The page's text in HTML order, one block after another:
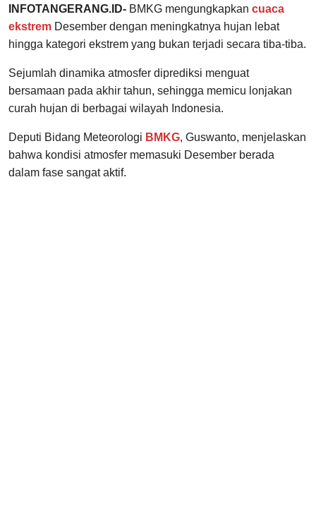
INFOTANGERANG.ID- BMKG mengungkapkan cuaca
ekstrem Desember dengan meningkatnya hujan lebat
hingga kategori ekstrem yang bukan terjadi secara tiba-tiba.
Sejumlah dinamika atmosfer diprediksi menguat
bersamaan pada akhir tahun, sehingga memicu lonjakan
curah hujan di berbagai wilayah Indonesia.
Deputi Bidang Meteorologi BMKG, Guswanto, menjelaskan
bahwa kondisi atmosfer memasuki Desember berada
dalam fase sangat aktif.